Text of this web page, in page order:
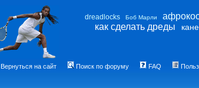
dreadlocks Боб Марли
как сделать дреды
Вернуться на сайт Поиск по форуму FAQ